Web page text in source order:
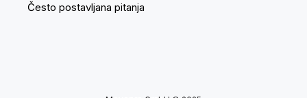
Često postavljana pitanja